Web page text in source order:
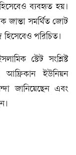
ব্যবহৃত হয়।
জান্তা সমর্থিত জোট
হিসেবেও পরিচিত।
স্টেট সংশ্লিষ্ট
আফ্রিকান ইউনিয়ন
জানিয়েছেন এবং